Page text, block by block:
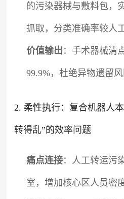
的污染器械与敷料包，
抓取，分类准确率较人
价值输出 ：手术器械清
99.9%，杜绝异物遗留风
2. 柔性执行：复合机器人
转得乱”的效率问题
痛点连接：人工转运污
室，增加核心区人员密